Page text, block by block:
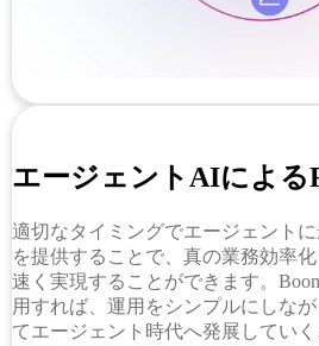
エージェントAIによる
適切なタイミングでエージェント
を提供することで、真の業務効率
速く実現することができます。
用すれば、運用をシンプルにしなが
てエージェント時代へ発展していく